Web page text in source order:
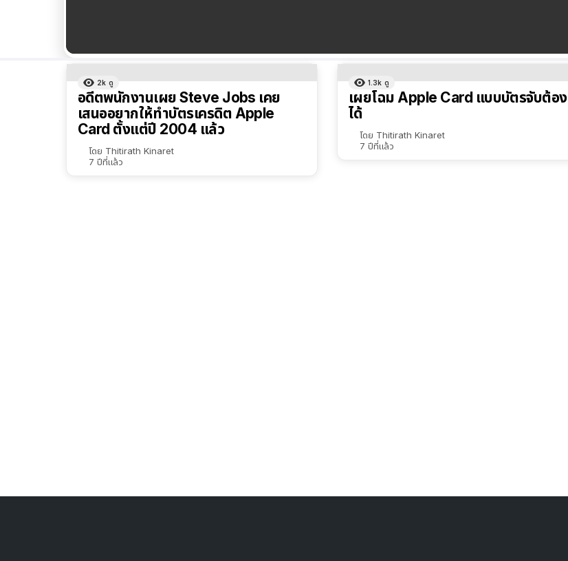
ผลลัพธ์
ทั้งหมด
เรียง
ตาม
เลือก
2k ดู
อดีตพนักงานเผย Steve Jobs เคย
เสนออยากให้ทำบัตรเครดิต Apple
Card ตั้งแต่ปี 2004 แล้ว
โดย Thitirath Kinaret
7 ปีที่แล้ว
1.3k ดู
เผยโฉม Apple Card แบบบัตรจับต้อง
ได้
โดย Thitirath Kinaret
7 ปีที่แล้ว